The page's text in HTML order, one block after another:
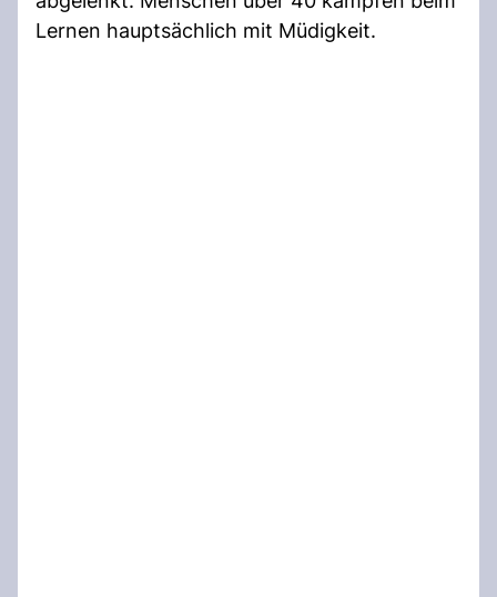
Lernen hauptsächlich mit Müdigkeit.